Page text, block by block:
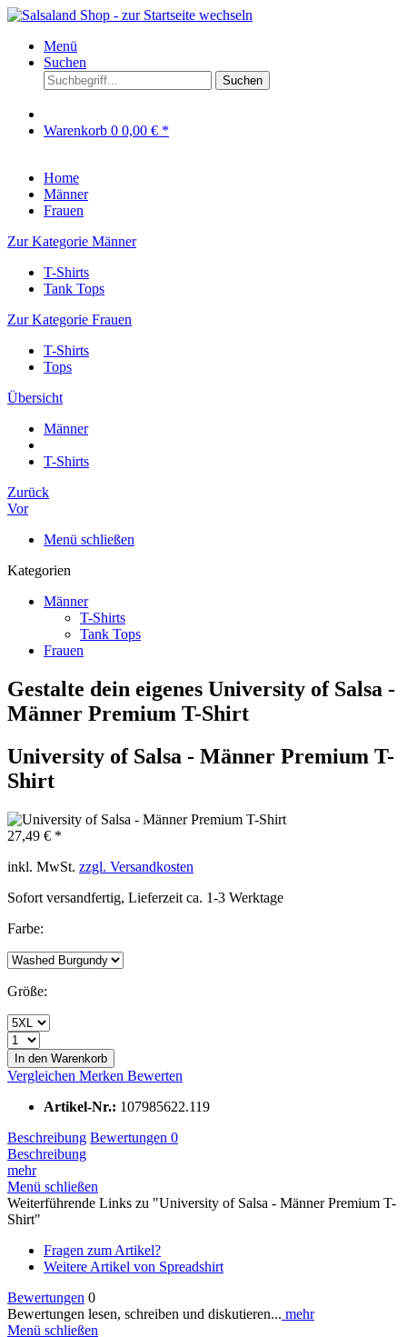
Menü
Suchen
Suchen
Warenkorb 0 0,00 € *
Home
Männer
Frauen
Zur Kategorie Männer
T-Shirts
Tank Tops
Zur Kategorie Frauen
T-Shirts
Tops
Übersicht
Männer
T-Shirts
Zurück
Vor
Menü schließen
Kategorien
Männer
T-Shirts
Tank Tops
Frauen
Gestalte dein eigenes University of Salsa -
Männer Premium T-Shirt
University of Salsa - Männer Premium T-
Shirt
27,49 € *
inkl. MwSt. zzgl. Versandkosten
Sofort versandfertig, Lieferzeit ca. 1-3 Werktage
Farbe:
Größe:
In den Warenkorb
Vergleichen Merken Bewerten
Artikel-Nr.: 107985622.119
Beschreibung Bewertungen 0
Beschreibung
mehr
Menü schließen
Weiterführende Links zu "University of Salsa - Männer Premium T-
Shirt"
Fragen zum Artikel?
Weitere Artikel von Spreadshirt
Bewertungen 0
Bewertungen lesen, schreiben und diskutieren... mehr
Menü schließen